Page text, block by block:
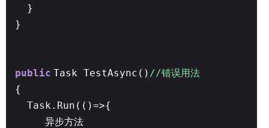
}
}
public Task TestAsync() //错误用法
{
Task.Run(()=>{
异步方法